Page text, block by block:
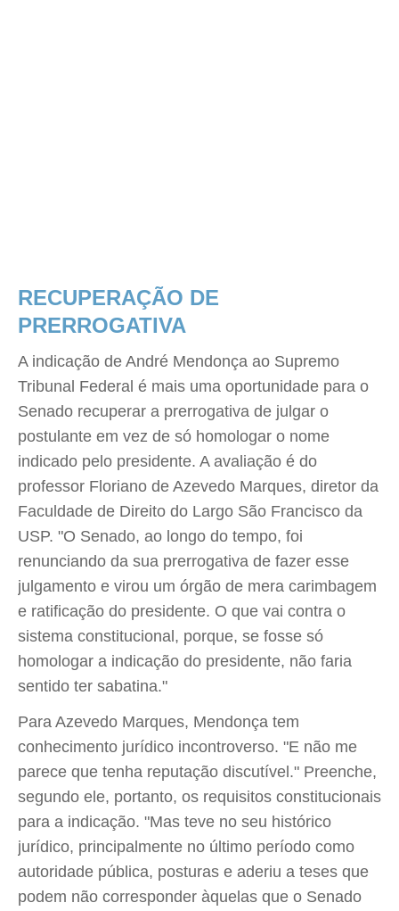
RECUPERAÇÃO DE
PRERROGATIVA
A indicação de André Mendonça ao Supremo
Tribunal Federal é mais uma oportunidade para o
Senado recuperar a prerrogativa de julgar o
postulante em vez de só homologar o nome
indicado pelo presidente. A avaliação é do
professor Floriano de Azevedo Marques, diretor da
Faculdade de Direito do Largo São Francisco da
USP. "O Senado, ao longo do tempo, foi
renunciando da sua prerrogativa de fazer esse
julgamento e virou um órgão de mera carimbagem
e ratificação do presidente. O que vai contra o
sistema constitucional, porque, se fosse só
homologar a indicação do presidente, não faria
sentido ter sabatina."
Para Azevedo Marques, Mendonça tem
conhecimento jurídico incontroverso. "E não me
parece que tenha reputação discutível." Preenche,
segundo ele, portanto, os requisitos constitucionais
para a indicação. "Mas teve no seu histórico
jurídico, principalmente no último período como
autoridade pública, posturas e aderiu a teses que
podem não corresponder àquelas que o Senado